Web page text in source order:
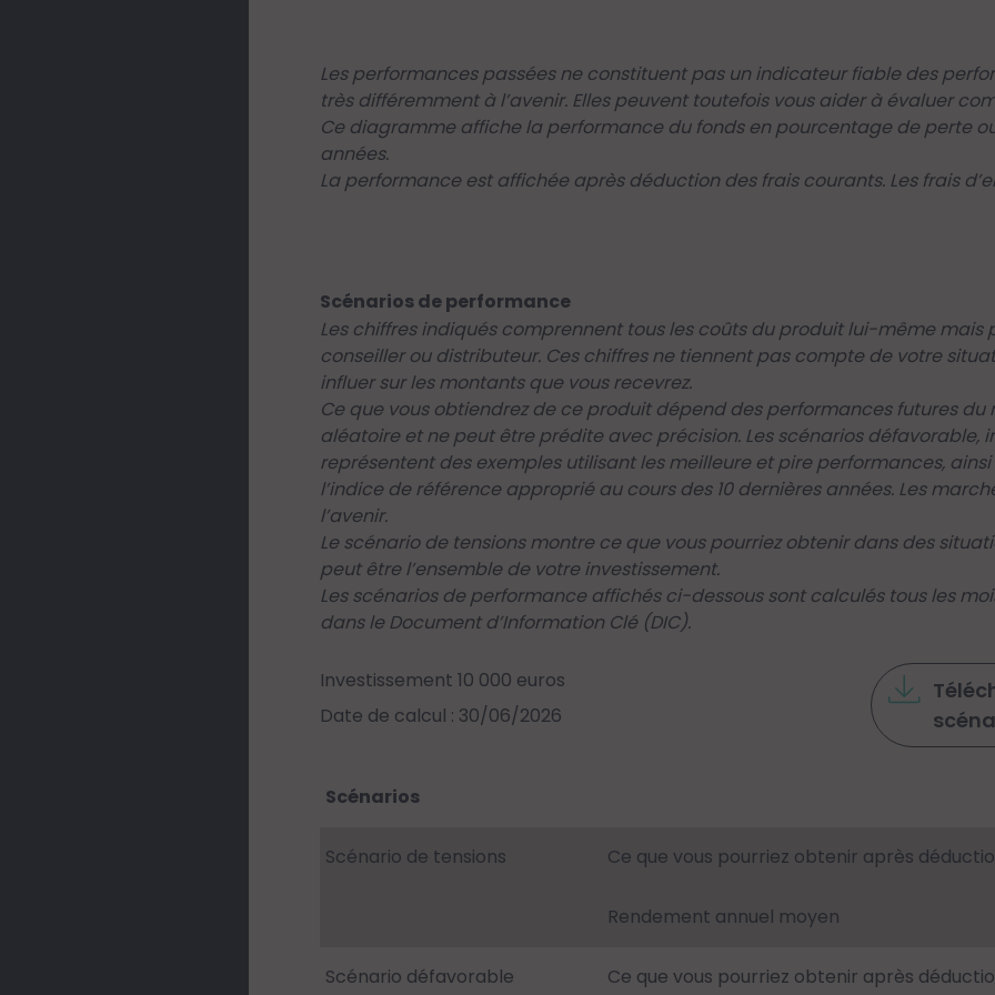
Les performances passées ne constituent pas un indicateur fiable des
très différemment à l’avenir. Elles peuvent toutefois vous aider à évaluer
Ce diagramme affiche la performance du fonds en pourcentage de perte
années.
La performance est affichée après déduction des frais courants. Les frais
Scénarios de performance
Les chiffres indiqués comprennent tous les coûts du produit lui-même mais
conseiller ou distributeur. Ces chiffres ne tiennent pas compte de votre
influer sur les montants que vous recevrez.
Ce que vous obtiendrez de ce produit dépend des performances futures du
aléatoire et ne peut être prédite avec précision. Les scénarios
représentent des exemples utilisant les meilleure et pire performances,
l’indice de référence approprié au cours des 10 dernières années. Les
l’avenir.
Le scénario de tensions montre ce que vous pourriez obtenir dans des
peut être l’ensemble de votre investissement.
Les scénarios de performance affichés ci-dessous sont calculés tous les
dans le Document d’Information Clé (DIC).
Investissement 10 000 euros
Date de calcul : 30/06/2026
Scénarios
Scénario de tensions Ce que vous pourriez obtenir après
Rendement annuel moyen
Scénario défavorable Ce que vous pourriez obtenir après